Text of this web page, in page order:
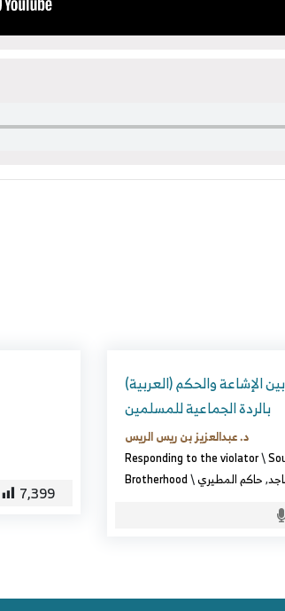
7,399
(العربية) حاكم العبيسان، بين الإشاعة والحكم
بالردة الجماعية للمسلمين
د. عبدالعزيز بن ريس الريس
Responding to the violator\
Brotherhood\ ,حاكم المطيري